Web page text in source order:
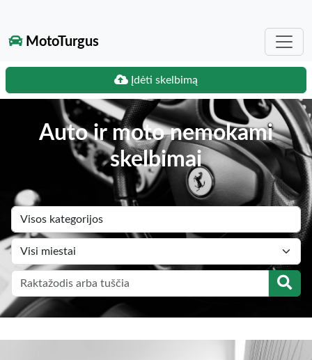
MotoTurgus
Įdėti skelbimą
Auto ir moto nemokami
skelbimai